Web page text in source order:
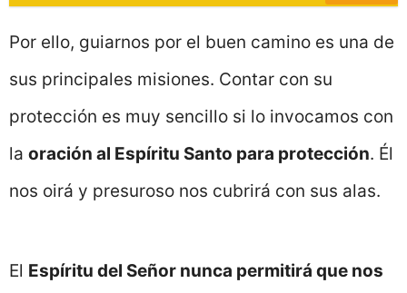
Por ello, guiarnos por el buen camino es una de
sus principales misiones. Contar con su
protección es muy sencillo si lo invocamos con
la oración al Espíritu Santo para protección. Él
nos oirá y presuroso nos cubrirá con sus alas.
El Espíritu del Señor nunca permitirá que nos